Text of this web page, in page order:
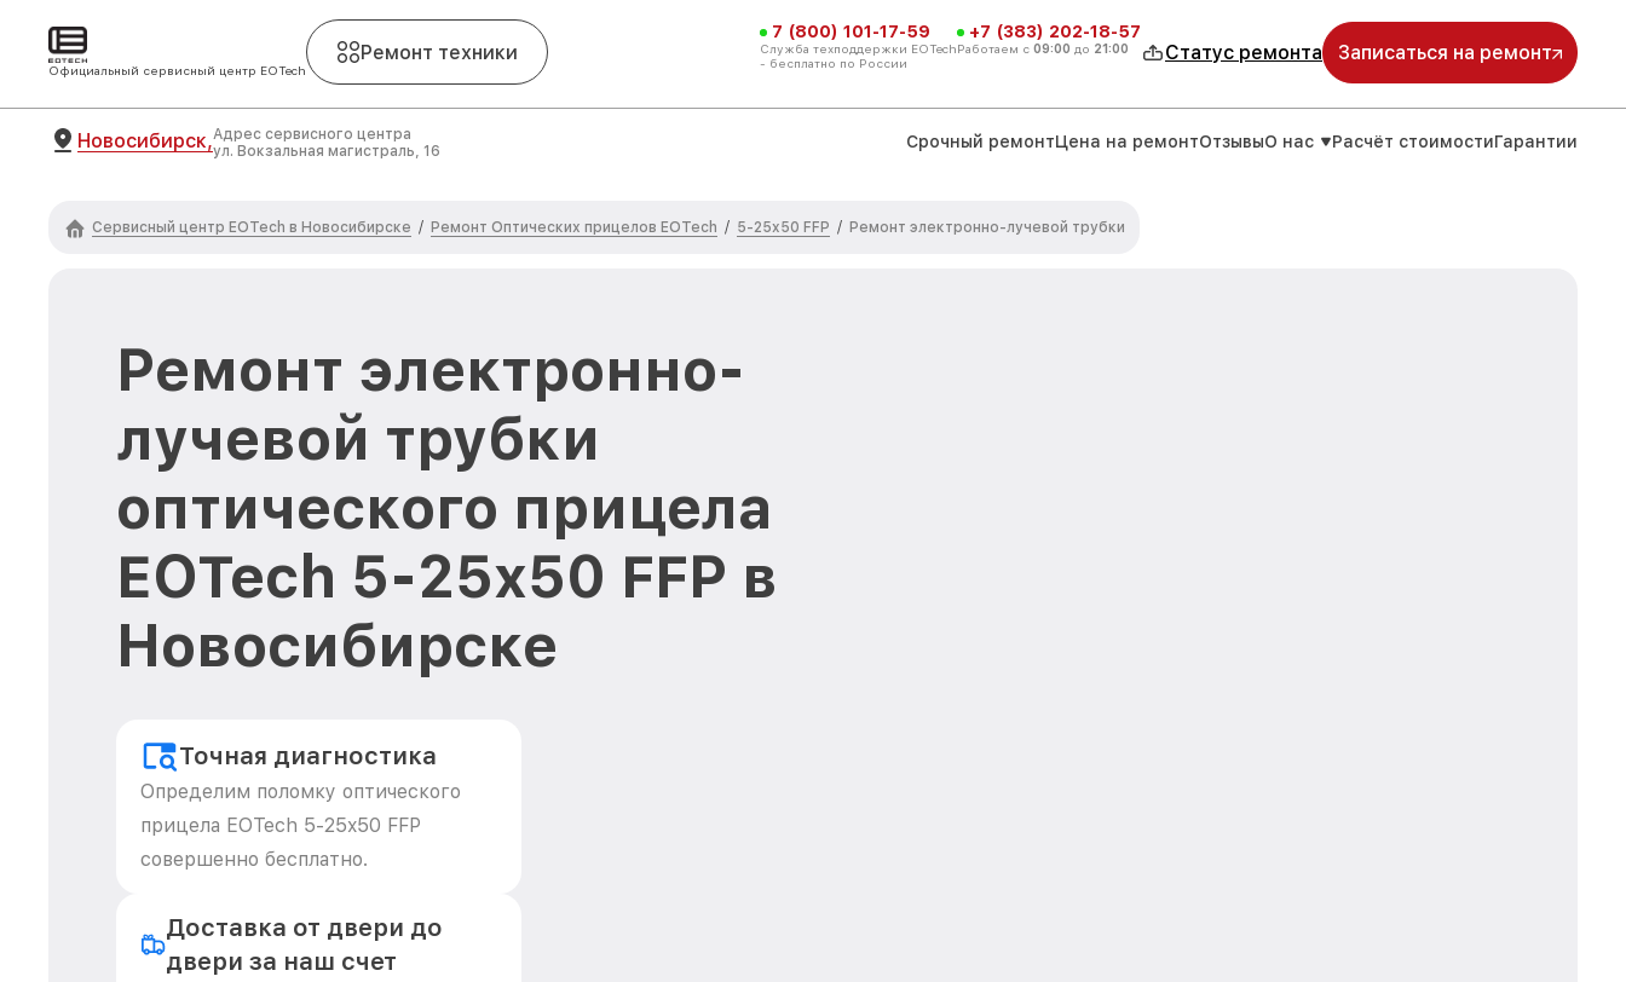
Официальный сервисный центр EOTech
Ремонт техники
7 (800) 101-17-59
Служба техподдержки EOTech
- бесплатно по России
+7 (383) 202-18-57
Работаем с 09:00 до 21:00 Статус ремонта Записаться на ремонт
Новосибирск,Адрес сервисного центра
ул. Вокзальная магистраль, 16
Срочный ремонтЦена на ремонтОтзывыО нас Расчёт стоимостиГарантии
Сервисный центр EOTech в Новосибирске / Ремонт Оптических прицелов EOTech / 5-25x50 FFP / Ремонт электронно-лучевой трубки
Ремонт электронно-
лучевой трубки
оптического прицела
EOTech 5-25x50 FFP в
Новосибирске
Точная диагностика
Определим поломку оптического
прицела EOTech 5-25x50 FFP
совершенно бесплатно.
Доставка от двери до
двери за наш счет